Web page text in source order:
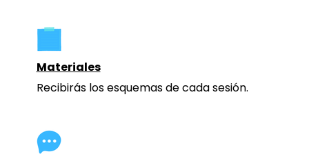
Materiales
Recibirás los esquemas de cada sesión.